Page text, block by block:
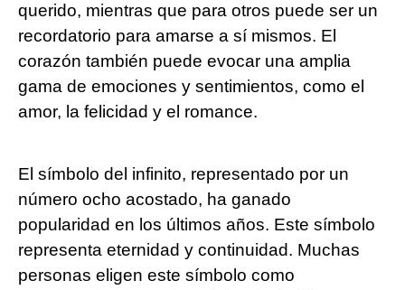
querido, mientras que para otros puede ser un
recordatorio para amarse a sí mismos. El
corazón también puede evocar una amplia
gama de emociones y sentimientos, como el
amor, la felicidad y el romance.
El símbolo del infinito, representado por un
número ocho acostado, ha ganado
popularidad en los últimos años. Este símbolo
representa eternidad y continuidad. Muchas
personas eligen este símbolo como